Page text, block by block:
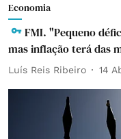
Economia
FMI. "Pequeno
mas inflação terá das
Luís Reis Ribeiro 14